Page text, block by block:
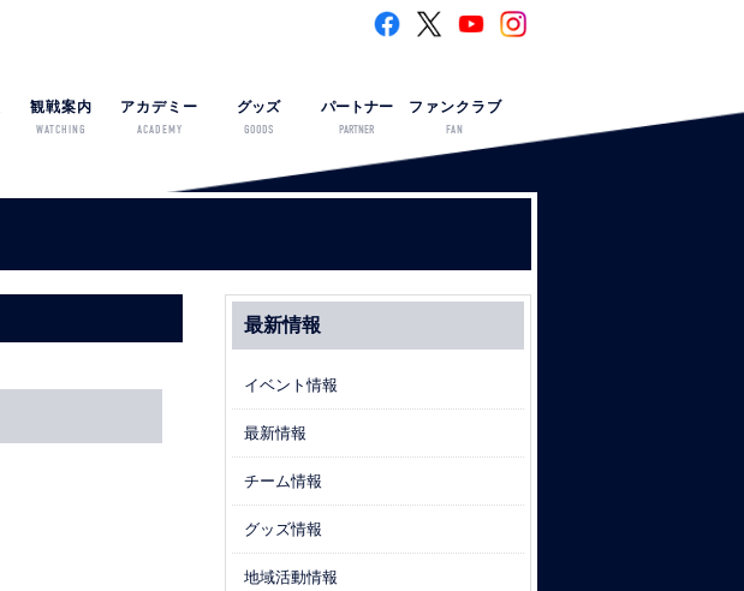
観戦案内
WATCHING
アカデミー
ACADEMY
グッズ
GOODS
パートナー
PARTNER
ファンクラブ
FAN
最新情報
イベント情報
最新情報
チーム情報
グッズ情報
地域活動情報